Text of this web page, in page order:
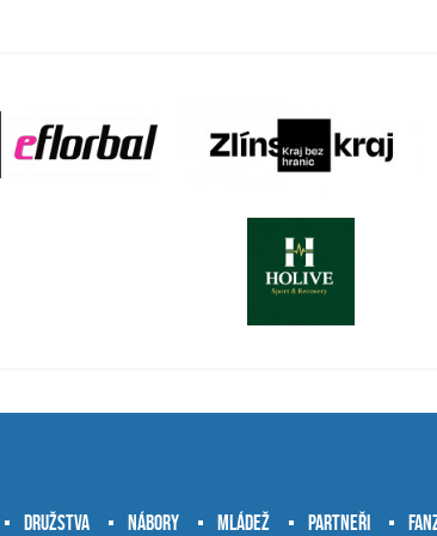
Družstva Nábory Mládež Partneři